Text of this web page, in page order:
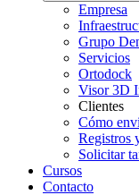
Empresa
Grupo
Servicios
Ortodock
Visor 3D
Clientes
Cómo
Registros
Solicitar
Cursos
Contacto